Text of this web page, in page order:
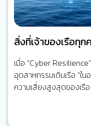
สิ่งที่เจ้าของเรือทุก
เมื่อ “Cyber
อุตสาหกรรมเดินเรือ “ใ
ความเสี่ยงสูงสุดของเรื
สร้างผลกระทบได้ไม่ต่า
ลองย้อนกลับไปเมื่อ 20
จากกันแทบทั้งหมด เครื่